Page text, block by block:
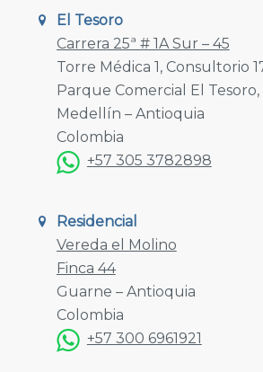
El Tesoro
Carrera 25ª # 1A Sur – 45
Torre Médica 1, Consultorio
Parque Comercial El Tesoro,
Medellín – Antioquia
Colombia
+57 305 3782898
Residencial
Vereda el Molino
Finca 44
Guarne – Antioquia
Colombia
+57 300 6961921